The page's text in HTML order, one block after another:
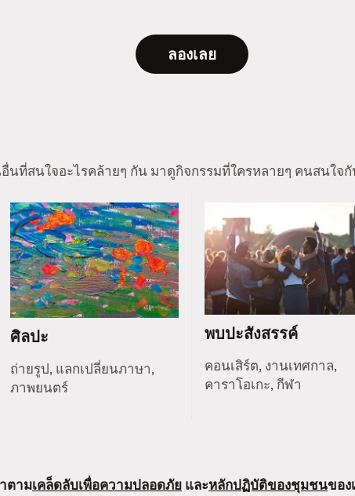
ลองเลย
นที่สนใจอะไรคล้ายๆ กัน มาดูกิจกรรมที่ใครหลายๆ คนสนใจกั
ศิลปะ
ถ่ายรูป, แลกเปลี่ยนภาษา,
ภาพยนตร์
พบปะสังสรรค์
คอนเสิร์ต, งานเทศกาล,
คาราโอเกะ, กีฬา
ตามเคล็ดลับเพื่อความปลอดภัย และหลักปฏิบัติของชุมชนของ